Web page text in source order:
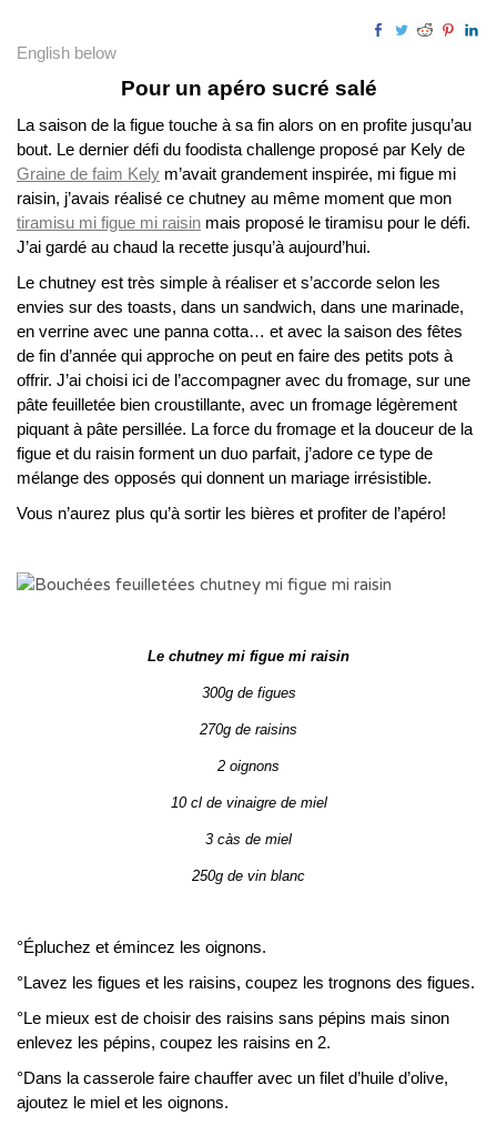
English below
Pour un apéro sucré salé
La saison de la figue touche à sa fin alors on en profite jusqu’au
bout. Le dernier défi du foodista challenge proposé par Kely de
Graine de faim Kely m’avait grandement inspirée, mi figue mi
raisin, j’avais réalisé ce chutney au même moment que mon
tiramisu mi figue mi raisin mais proposé le tiramisu pour le défi.
J’ai gardé au chaud la recette jusqu’à aujourd’hui.
Le chutney est très simple à réaliser et s’accorde selon les
envies sur des toasts, dans un sandwich, dans une marinade,
en verrine avec une panna cotta… et avec la saison des fêtes
de fin d’année qui approche on peut en faire des petits pots à
offrir. J’ai choisi ici de l’accompagner avec du fromage, sur une
pâte feuilletée bien croustillante, avec un fromage légèrement
piquant à pâte persillée. La force du fromage et la douceur de la
figue et du raisin forment un duo parfait, j’adore ce type de
mélange des opposés qui donnent un mariage irrésistible.
Vous n’aurez plus qu’à sortir les bières et profiter de l’apéro!
Le chutney mi figue mi raisin
300g de figues
270g de raisins
2 oignons
10 cl de vinaigre de miel
3 càs de miel
250g de vin blanc
°Épluchez et émincez les oignons.
°Lavez les figues et les raisins, coupez les trognons des figues.
°Le mieux est de choisir des raisins sans pépins mais sinon
enlevez les pépins, coupez les raisins en 2.
°Dans la casserole faire chauffer avec un filet d’huile d’olive,
ajoutez le miel et les oignons.